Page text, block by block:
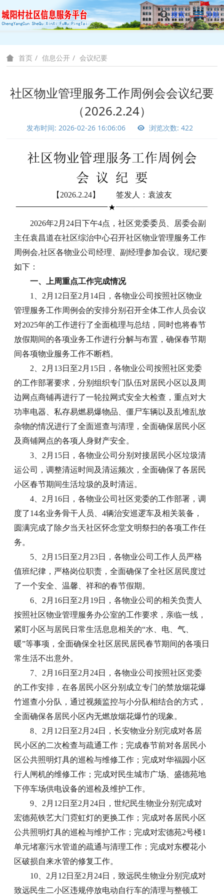
搜索 导航
首页 信息公开 会议纪要
社区物业管理服务工作周例会会议纪要
（2026.2.24）
发布时间: 2026-02-26 16:06:06 浏览次数: 422
【2026.2.24】 签发人：袁波友
2026年2月24日下午4点，社区党委委员、居委会副
主任袁昌道在社区综治中心召开社区物业管理服务工作
周例会,社区各物业公司经理、副经理参加会议。现纪要
如下：
一、上周重点工作完成情况
1、2月12日至2月14日，各物业公司按照社区物业
管理服务工作周例会的安排分别召开全体工作人员会议
对2025年的工作进行了全面梳理与总结，同时也将春节
放假期间的各项业务工作进行分解与布置，确保春节期
间各项物业服务工作不断档。
2、2月13日至2月15日，各物业公司按照社区党委
的工作部署要求，分别组织专门队伍对居民小区以及周
边网点商铺再进行了一轮拉网式安全大检查，重点对大
功率电器、私存易燃易爆物品、僵尸车辆以及乱堆乱放
杂物的情况进行了全面巡查与清理，全面确保居民小区
及商铺网点的各项人身财产安全。
3、2月15日，各物业公司分别对接居民小区垃圾清
运公司，调整清运时间及清运频次，全面确保了各居民
小区春节期间生活垃圾的及时清运。
4、2月16日，各物业公司社区党委的工作部署，调
度了14名业务骨干人员、4辆治安巡逻车及相关装备，
圆满完成了除夕当天社区怀念堂文明祭扫的各项工作任
务。
5、2月15日至2月23日，各物业公司工作人员严格
值班纪律，严格岗位职责，全面确保了全社区居民度过
了一个安全、温馨、祥和的春节假期。
6、2月16日至2月19日，各物业公司的相关负责人
按照社区物业管理服务办公室的工作要求，亲临一线，
紧盯小区与居民日常生活息息相关的“水、电、气、
暖”等事项，全面确保全社区居民居民春节期间的各项日
常生活不出意外。
7、2月16日至2月24日，各物业公司按照社区党委
的工作安排，在各居民小区分别成立专门的禁放烟花爆
竹巡查小分队，通过视频监控与小分队相结合的方式，
全面确保各居民小区内无燃放烟花爆竹的现象。
8、2月12日至2月24日，长安物业分别完成对各居
民小区的二次检查与疏通工作；完成春节前对各居民小
区公共照明灯具的巡检与维修工作；完成对华福园小区
行人闸机的维修工作；完成对民生城市广场、盛德苑地
下停车场供电设备的巡检及维护工作。
9、2月12日至2月24日，世纪民生物业分别完成对
宏德苑铁艺大门霓虹灯的更换工作；完成对各居民小区
公共照明灯具的巡检与维护工作；完成对宏德苑2号楼1
单元堵塞污水管道的疏通与清理工作；完成对东樱花小
区破损自来水管的修复工作。
10、2月12日至2月24日，致远民生物业分别完成对
致远民生二小区违规停放电动自行车的清理与整顿工